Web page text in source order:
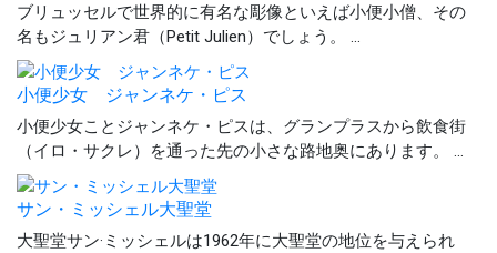
ブリュッセルで世界的に有名な彫像といえば小便小僧、その
名もジュリアン君（Petit Julien）でしょう。 ...
小便少女 ジャンネケ・ピス
小便少女ことジャンネケ・ピスは、グランプラスから飲食街
（イロ・サクレ）を通った先の小さな路地奥にあります。 ...
サン・ミッシェル大聖堂
大聖堂サン·ミッシェルは1962年に大聖堂の地位を与えられ